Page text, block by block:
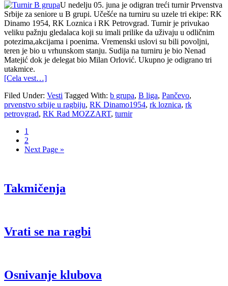
U nedelju 05. juna je odigran treći turnir Prvenstva
Srbije za seniore u B grupi. Učešće na turniru su uzele tri ekipe: RK
Dinamo 1954, RK Loznica i RK Petrovgrad. Turnir je privukao
veliku pažnju gledalaca koji su imali prilike da uživaju u odličnim
potezima,akcijama i poenima. Vremenski uslovi su bili povoljni,
teren je bio u vrhunskom stanju. Sudija na turniru je bio Nenad
Matejić dok je delegat bio Milan Orlović. Ukupno je odigrano tri
utakmice.
[Cela vest…]
Filed Under: Vesti Tagged With: b grupa, B liga, Pančevo,
prvenstvo srbije u ragbiju, RK Dinamo1954, rk loznica, rk
petrovgrad, RK Rad MOZZART, turnir
1
2
Next Page »
Takmičenja
Vrati se na ragbi
Osnivanje klubova